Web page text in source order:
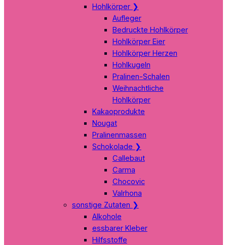
Hohlkörper ❯
Aufleger
Bedruckte Hohlkörper
Hohlkörper Eier
Hohlkörper Herzen
Hohlkugeln
Pralinen-Schalen
Weihnachtliche
Hohlkörper
Kakaoprodukte
Nougat
Pralinenmassen
Schokolade ❯
Callebaut
Carma
Chocovic
Valrhona
sonstige Zutaten ❯
Alkohole
essbarer Kleber
Hilfsstoffe